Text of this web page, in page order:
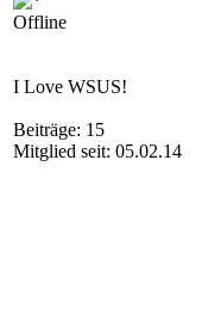
Offline
I Love WSUS!
Beiträge: 15
Mitglied seit: 05.02.14